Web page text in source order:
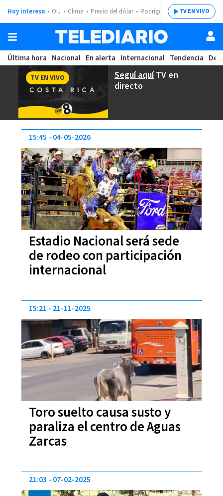
Hoy interesa OIJ Clima Precio del dólar Rodrigo ChavesTV EN VIVO
Última hora Nacional En alerta Internacional Tendencia
Seguí aquíTV en
directo
TV EN VIVO
Estadio Nacional será sede
de rodeo con participación
internacional
15:45 04-05-2026
Toro suelto causa susto y
paraliza el centro de Aguas
Zarcas
15:21 21-11-2025
21:03 07-02-2025